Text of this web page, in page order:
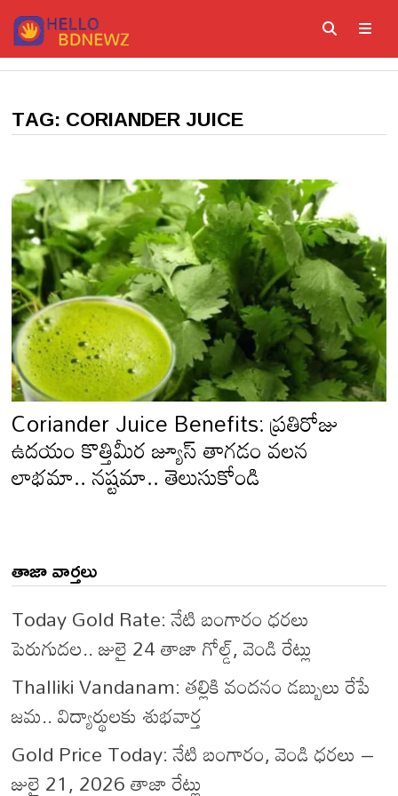
Skip
to
content
TAG:CORIANDER JUICE
Coriander Juice Benefits: ప్రతిరోజు
ఉదయం కొత్తిమీర జ్యూస్ తాగడం వలన
లాభమా.. నష్టమా.. తెలుసుకోండి
తాజా వార్తలు
Today Gold Rate: నేటి బంగారం ధరలు
పెరుగుదల.. జులై 24 తాజా గోల్డ్, వెండి రేట్లు
Thalliki Vandanam: తల్లికి వందనం డబ్బులు రేపే
జమ.. విద్యార్థులకు శుభవార్త
Gold Price Today: నేటి బంగారం, వెండి ధరలు –
జులై 21, 2026 తాజా రేట్లు